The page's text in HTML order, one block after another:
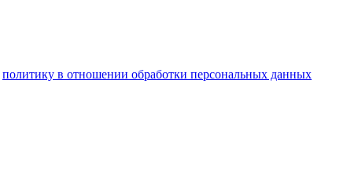
политику в отношении обработки персональных данных